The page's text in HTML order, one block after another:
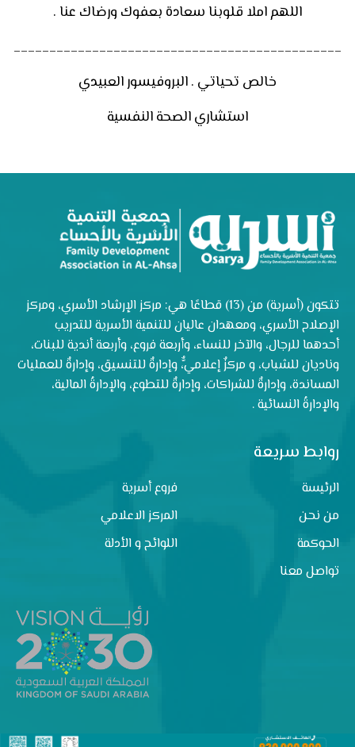
اللهم املا قلوبنا سعادة بعفوك ورضاك عنا .
______________________________________________
خالص تحياتي . البروفيسور العبيدي
استشاري الصحة النفسية
تتكون (أسرية) من (13) قطاعًا هي: مركز الإرشاد الأسري، ومركز
الإصلاح الأسري، ومعهدان عاليان للتنمية الأسرية للتدريب
أحدهما للرجال، والآخر للنساء، وأربعة فروع، وأربعة أندية للبنات،
وناديان للشباب، و مركزٌ إعلاميٌّ، وإدارةٌ للتنسيق، وإدارةٌ للعمليات
المساندة، وإدارةٌ للشراكات، وإدارةٌ للتطوع، والإدارةُ المالية،
والإدارةُ النسائية .
روابط سريعة
الرئيسة
فروع أسرية
من نحن
المركز الاعلامي
الحوكمة
اللوائح و الأدلة
تواصل معنا